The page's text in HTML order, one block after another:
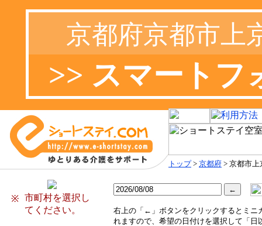
京都府京都市上
>> スマートフ
トップ> 京都府 > 京都市上
※
市町村を選択し
てください。
右 上の「←」ボタンをクリックするとミニ
れますので、希望の日付けを選択して「日